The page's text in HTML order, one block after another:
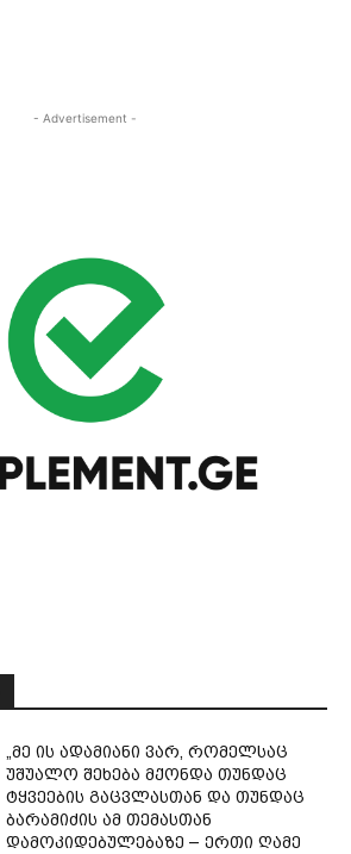
- Advertisement -
„მე ის ადამიანი ვარ, რომელსაც
უშუალო შეხება მქონდა თუნდაც
ტყვეების გაცვლასთან და თუნდაც
ბარამიძის ამ თემასთან
დამოკიდებულებაზე – ერთი ღამე